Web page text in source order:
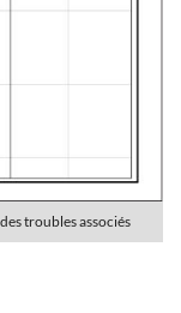
troubles associés